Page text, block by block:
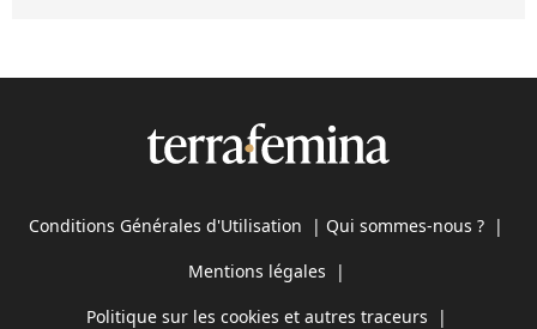
Conditions Générales d'Utilisation | Qui sommes-nous ? |
Mentions légales |
Politique sur les cookies et autres traceurs |